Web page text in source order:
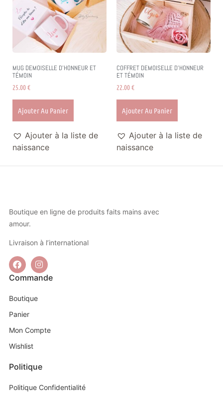
MUG DEMOISELLE D’HONNEUR ET
TÉMOIN
25.00€
Ajouter Au Panier
Ajouter à la liste de
naissance
COFFRET DEMOISELLE D’HONNEUR
ET TÉMOIN
22.00€
Ajouter Au Panier
Ajouter à la liste de
naissance
Boutique en ligne de produits faits mains avec
amour.
Livraison à l’international
Commande
Boutique
Panier
Mon Compte
Wishlist
Politique
Politique Confidentialité